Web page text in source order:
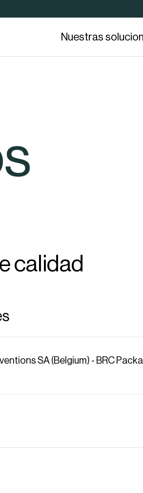
Nuestras
calidad
SA (Belgium) - BRC